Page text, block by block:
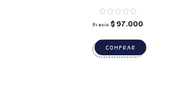
CON BALINES DE GEL
Precio $97.000
COMPRAR